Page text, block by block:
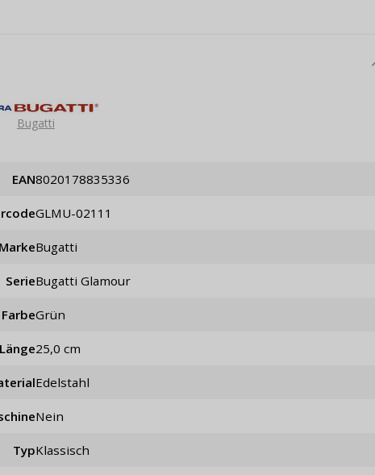
Bugatti
EAN 8020178835336
GLMU-02111
Marke Bugatti
Serie Bugatti Glamour
Farbe Grün
Länge 25,0 cm
Edelstahl
Nein
Typ klassisch